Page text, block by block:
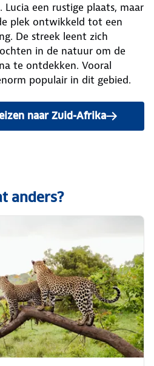
Lucia een rustige plaats, maar
plek ontwikkeld tot een
De streek leent zich
in de natuur om de
te ontdekken. Vooral
populair in dit gebied.
naar Zuid-Afrika
anders?